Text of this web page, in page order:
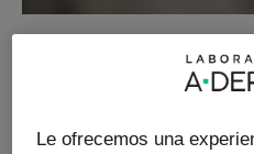
Le ofrecemos una